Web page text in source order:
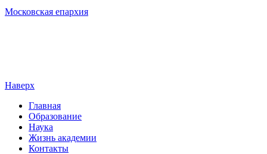
Московская епархия
Наверх
Главная
Образование
Наука
Жизнь академии
Контакты